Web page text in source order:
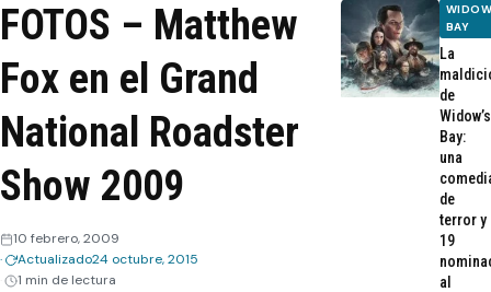
Series
Streaming
Recomendaciones
Webisodios
FOTOS – Matthew
Fox en el Grand
National Roadster
Show 2009
10 febrero, 2009
Actualizado24 octubre, 2015
1 min de lectura
BAY
La
de
Widow’s
Bay:
una
de
terror y
19
al